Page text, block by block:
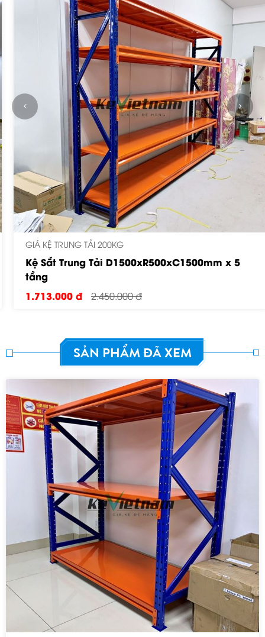
GIÁ KỆ TRUNG TẢI 200KG
Kệ Sắt Trung Tải D1500xR500xC1500mm x 5
tầng
1.713.000 đ
2.450.000 đ
SẢN PHẨM ĐÃ XEM